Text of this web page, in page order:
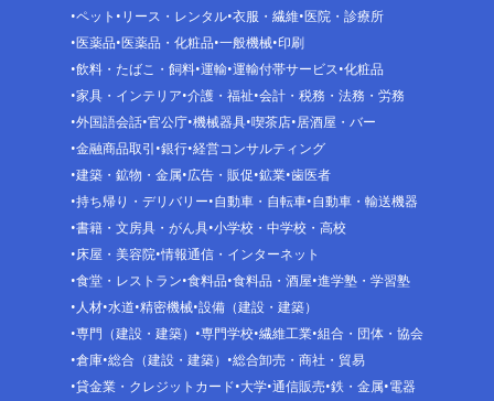
ペット リース・レンタル 衣服・繊維 医院・診療所
医薬品 医薬品・化粧品 一般機械 印刷
飲料・たばこ・飼料 運輸 運輸付帯サービス 化粧品
家具・インテリア 介護・福祉 会計・税務・法務・労務
外国語会話 官公庁 機械器具 喫茶店 居酒屋・バー
金融商品取引 銀行 経営コンサルティング
建築・鉱物・金属 広告・販促 鉱業 歯医者
持ち帰り・デリバリー 自動車・自転車 自動車・輸送機器
書籍・文房具・がん具 小学校・中学校・高校
床屋・美容院 情報通信・インターネット
食堂・レストラン 食料品 食料品・酒屋 進学塾・学習塾
人材 水道 精密機械 設備（建設・建築）
専門（建設・建築）
専門学校 繊維工業 組合・団体・協会
倉庫 総合（建設・建築）
総合卸売・商社・貿易
貸金業・クレジットカード 大学 通信販売 鉄・金属 電器